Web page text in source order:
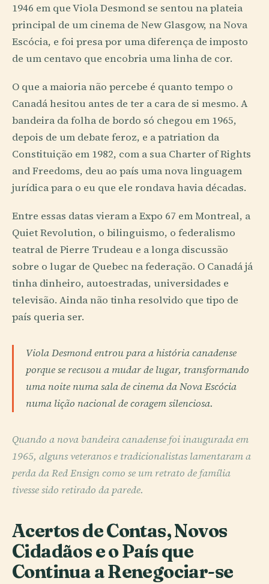
1946 em que Viola Desmond se sentou na plateia
principal de um cinema de New Glasgow, na Nova
Escócia, e foi presa por uma diferença de imposto
de um centavo que encobria uma linha de cor.
O que a maioria não percebe é quanto tempo o
Canadá hesitou antes de ter a cara de si mesmo. A
bandeira da folha de bordo só chegou em 1965,
depois de um debate feroz, e a patriation da
Constituição em 1982, com a sua Charter of Rights
and Freedoms, deu ao país uma nova linguagem
jurídica para o eu que ele rondava havia décadas.
Entre essas datas vieram a Expo 67 em Montreal, a
Quiet Revolution, o bilinguismo, o federalismo
teatral de Pierre Trudeau e a longa discussão
sobre o lugar de Quebec na federação. O Canadá já
tinha dinheiro, autoestradas, universidades e
televisão. Ainda não tinha resolvido que tipo de
país queria ser.
Viola Desmond entrou para a história canadense
porque se recusou a mudar de lugar, transformando
uma noite numa sala de cinema da Nova Escócia
numa lição nacional de coragem silenciosa.
Quando a nova bandeira canadense foi inaugurada em
1965, alguns veteranos e tradicionalistas lamentaram a
perda da Red Ensign como se um retrato de família
tivesse sido retirado da parede.
Acertos de Contas, Novos
Cidadãos e o País que
Continua a Renegociar-se